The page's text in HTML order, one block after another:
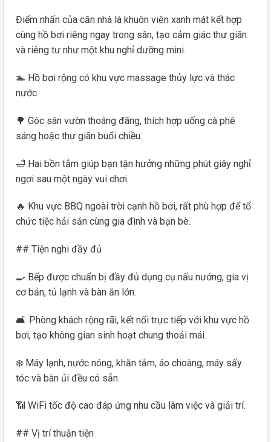
Điểm nhấn của căn nhà là khuôn viên xanh mát kết hợp
cùng hồ bơi riêng ngay trong sân, tạo cảm giác thư giãn
và riêng tư như một khu nghỉ dưỡng mini.
🏊 Hồ bơi rộng có khu vực massage thủy lực và thác
nước.
🌳 Góc sân vườn thoáng đãng, thích hợp uống cà phê
sáng hoặc thư giãn buổi chiều.
🛁 Hai bồn tắm giúp bạn tận hưởng những phút giây nghỉ
ngơi sau một ngày vui chơi.
🔥 Khu vực BBQ ngoài trời cạnh hồ bơi, rất phù hợp để tổ
chức tiệc hải sản cùng gia đình và bạn bè.
## Tiện nghi đầy đủ
🍳 Bếp được chuẩn bị đầy đủ dụng cụ nấu nướng, gia vị
cơ bản, tủ lạnh và bàn ăn lớn.
🛋️ Phòng khách rộng rãi, kết nối trực tiếp với khu vực hồ
bơi, tạo không gian sinh hoạt chung thoải mái.
❄️ Máy lạnh, nước nóng, khăn tắm, áo choàng, máy sấy
tóc và bàn ủi đều có sẵn.
📶 WiFi tốc độ cao đáp ứng nhu cầu làm việc và giải trí.
## Vị trí thuận tiện